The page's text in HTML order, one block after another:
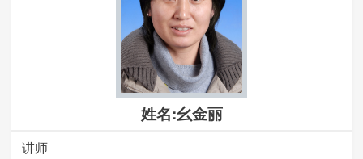
姓名:幺金丽
讲师